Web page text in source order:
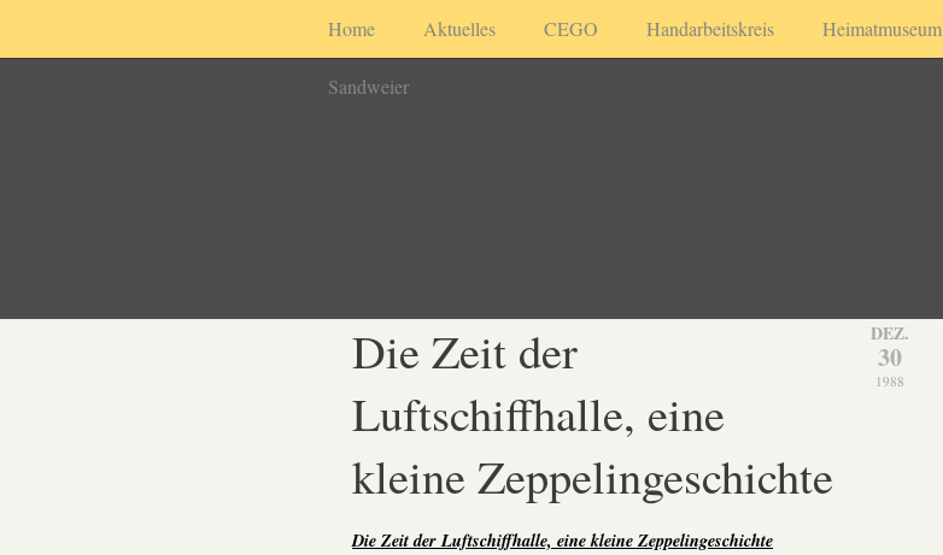
Home Aktuelles CEGO Handarbeitskreis Heimatmuseum
Sandweier
DEZ.
30
1988
Die Zeit der
Luftschiffhalle, eine
kleine Zeppelingeschichte
Die Zeit der Luftschiffhalle, eine kleine Zeppelingeschichte